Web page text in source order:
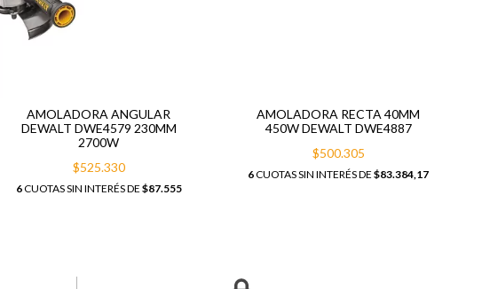
AMOLADORA ANGULAR
DEWALT DWE4579 230MM
2700W
$525.330
6CUOTAS SIN INTERÉS DE $87.555
AMOLADORA RECTA 40MM
450W DEWALT DWE4887
$500.305
6CUOTAS SIN INTERÉS DE$83.384,17